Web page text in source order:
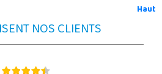
Haut
NOS CLIENTS